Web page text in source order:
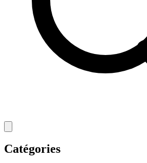
Catégories